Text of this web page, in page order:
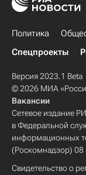
Политика
Спецпроекты
Версия 2023.1 Beta
© 2026 МИА
Вакансии
Сетевое издание
в Федеральной
информационных
(Роскомнадзор) 08
Свидетельство о